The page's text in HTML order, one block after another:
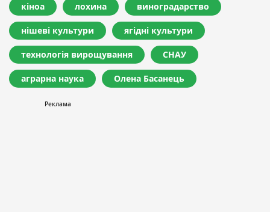
кіноа лохина виноградарство
нішеві культури ягідні культури
технологія вирощування СНАУ
аграрна наука Олена Басанець